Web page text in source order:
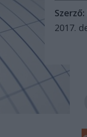
Szerző:
2017.